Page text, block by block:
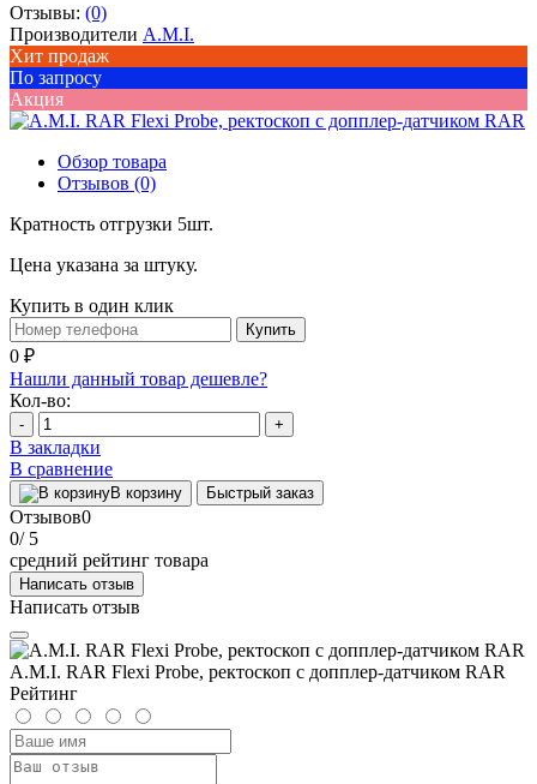
Отзывы: (0)
Производители A.M.I.
Хит продаж
По запросу
Акция
Обзор товара
Отзывов (0)
Кратность отгрузки 5шт.
Цена указана за штуку.
Купить в один клик
Купить
0 ₽
Нашли данный товар дешевле?
Кол-во:
- +
В закладки
В сравнение
В корзину Быстрый заказ
Отзывов0
0/ 5
средний рейтинг товара
Написать отзыв
Написать отзыв
A.M.I. RAR Flexi Probe, ректоскоп с допплер-датчиком RAR
Рейтинг